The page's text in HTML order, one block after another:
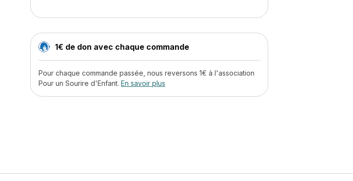
1€ de don avec chaque commande
Pour chaque commande passée, nous reversons 1€ à l'association
Pour un Sourire d'Enfant. En savoir plus